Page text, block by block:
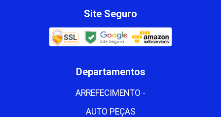
Site Seguro
Departamentos
ARREFECIMENTO -
AUTO PEÇAS